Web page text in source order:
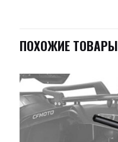
ПОХОЖИЕ ТОВАРЫ